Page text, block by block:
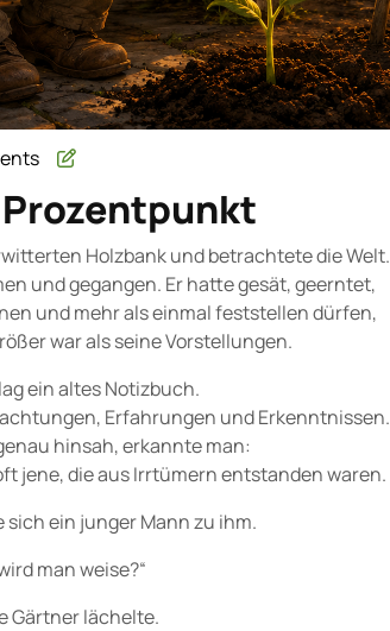
Holzbank und betrachtete die Welt.
und gegangen. Er hatte gesät, geerntet,
und mehr als einmal feststellen dürfen,
war als seine Vorstellungen.
ein altes Notizbuch.
Erfahrungen und Erkenntnissen.
hinsah, erkannte man:
jene, die aus Irrtümern entstanden waren.
sich ein junger Mann zu ihm.
man weise?“
Gärtner lächelte.